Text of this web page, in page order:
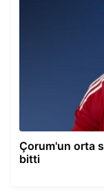
Çorum'un orta
bitti